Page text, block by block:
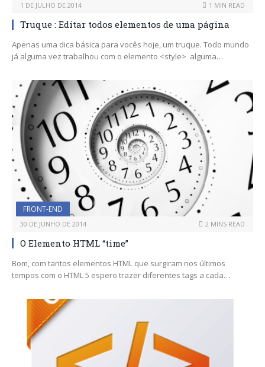
1 DE JULHO DE 2014 1 MIN READ
Truque : Editar todos elementos de uma página
Apenas uma dica básica para vocês hoje, um truque. Todo mundo
já alguma vez trabalhou com o elemento <style> alguma…
FRONT-END
30 DE JUNHO DE 2014 2 MINS READ
O Elemento HTML “time”
Bom, com tantos elementos HTML que surgiram nos últimos
tempos com o HTML 5 espero trazer diferentes tags a cada…